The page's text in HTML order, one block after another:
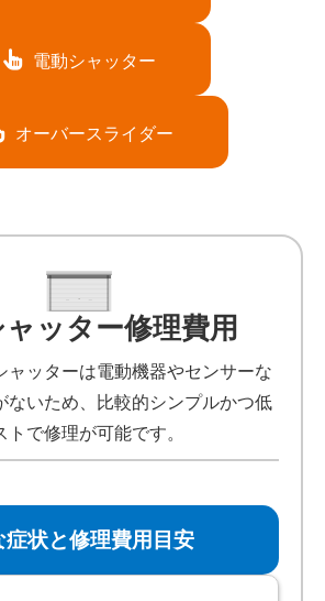
電動シャッター
オーバースライダー
ッター修理費用
ャッターは電動機器やセンサーな
ないため、比較的シンプルかつ低
トで修理が可能です。
症状と修理費用目安